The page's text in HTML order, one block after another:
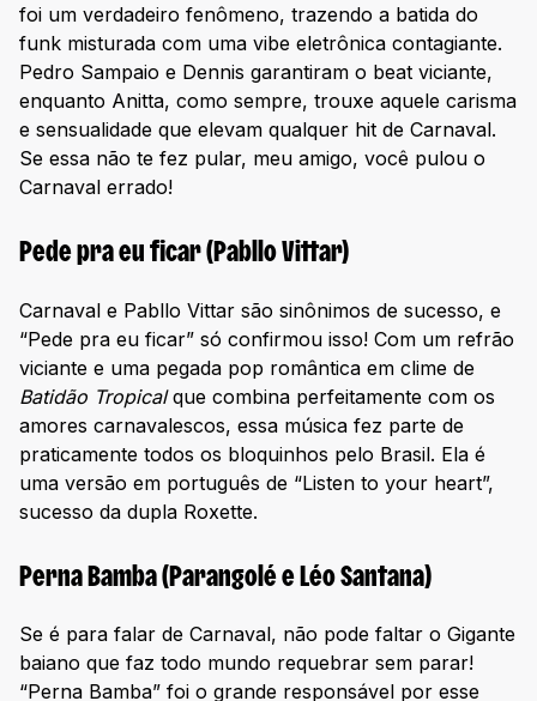
foi um verdadeiro fenômeno, trazendo a batida do
funk misturada com uma vibe eletrônica contagiante.
Pedro Sampaio e Dennis garantiram o beat viciante,
enquanto Anitta, como sempre, trouxe aquele carisma
e sensualidade que elevam qualquer hit de Carnaval.
Se essa não te fez pular, meu amigo, você pulou o
Carnaval errado!
Pede pra eu ficar (Pabllo Vittar)
Carnaval e Pabllo Vittar são sinônimos de sucesso, e
“Pede pra eu ficar” só confirmou isso! Com um refrão
viciante e uma pegada pop romântica em clime de
Batidão Tropicalque combina perfeitamente com os
amores carnavalescos, essa música fez parte de
praticamente todos os bloquinhos pelo Brasil. Ela é
uma versão em português de “Listen to your heart”,
sucesso da dupla Roxette.
Perna Bamba (Parangolé e Léo Santana)
Se é para falar de Carnaval, não pode faltar o Gigante
baiano que faz todo mundo requebrar sem parar!
“Perna Bamba” foi o grande responsável por esse